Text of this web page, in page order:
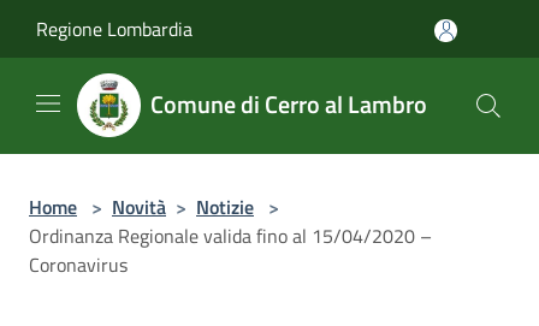
Regione Lombardia
Comune di Cerro al Lambro
Home > Novità > Notizie >
Ordinanza Regionale valida fino al 15/04/2020 –
Coronavirus